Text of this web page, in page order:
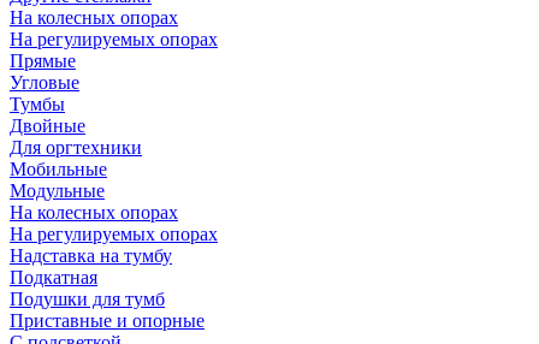
На колесных опорах
На регулируемых опорах
Прямые
Угловые
Тумбы
Двойные
Для оргтехники
Мобильные
Модульные
На колесных опорах
На регулируемых опорах
Надставка на тумбу
Подкатная
Подушки для тумб
Приставные и опорные